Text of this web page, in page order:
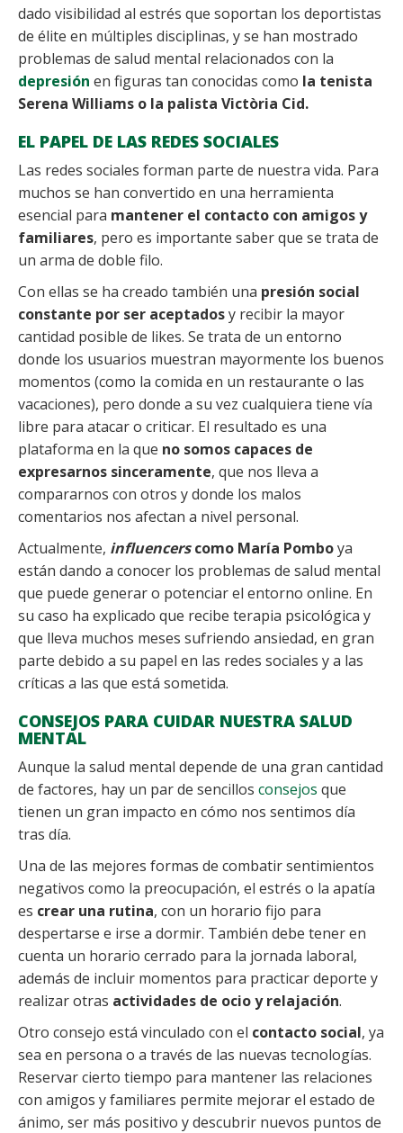
dado visibilidad al estrés que soportan los deportistas
de élite en múltiples disciplinas, y se han mostrado
problemas de salud mental relacionados con la
depresión en figuras tan conocidas como la tenista
Serena Williams o la palista Victòria Cid.
EL PAPEL DE LAS REDES SOCIALES
Las redes sociales forman parte de nuestra vida. Para
muchos se han convertido en una herramienta
esencial para mantener el contacto con amigos y
familiares, pero es importante saber que se trata de
un arma de doble filo.
Con ellas se ha creado también una presión social
constante por ser aceptadosy recibir la mayor
cantidad posible de likes. Se trata de un entorno
donde los usuarios muestran mayormente los buenos
momentos (como la comida en un restaurante o las
vacaciones), pero donde a su vez cualquiera tiene vía
libre para atacar o criticar. El resultado es una
plataforma en la que no somos capaces de
expresarnos sinceramente, que nos lleva a
compararnos con otros y donde los malos
comentarios nos afectan a nivel personal.
Actualmente, influencerscomo María Pomboya
están dando a conocer los problemas de salud mental
que puede generar o potenciar el entorno online. En
su caso ha explicado que recibe terapia psicológica y
que lleva muchos meses sufriendo ansiedad, en gran
parte debido a su papel en las redes sociales y a las
críticas a las que está sometida.
CONSEJOS PARA CUIDAR NUESTRA SALUD
MENTAL
Aunque la salud mental depende de una gran cantidad
de factores, hay un par de sencillos consejos que
tienen un gran impacto en cómo nos sentimos día
tras día.
Una de las mejores formas de combatir sentimientos
negativos como la preocupación, el estrés o la apatía
es crear una rutina, con un horario fijo para
despertarse e irse a dormir. También debe tener en
cuenta un horario cerrado para la jornada laboral,
además de incluir momentos para practicar deporte y
realizar otras actividades de ocio y relajación.
Otro consejo está vinculado con el contacto social, ya
sea en persona o a través de las nuevas tecnologías.
Reservar cierto tiempo para mantener las relaciones
con amigos y familiares permite mejorar el estado de
ánimo, ser más positivo y descubrir nuevos puntos de